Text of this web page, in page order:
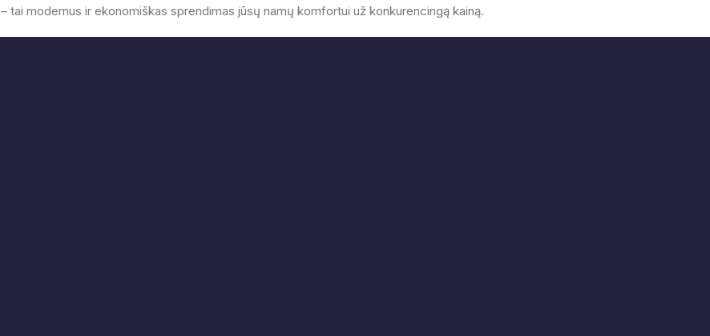
– tai modernus ir ekonomiškas sprendimas jūsų namų komfortui už konkurencingą kainą.